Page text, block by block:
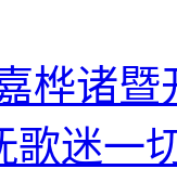
桦诸
歌迷一